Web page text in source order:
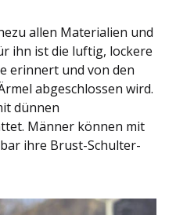
allen Materialien und
ihn ist die luftig, lockere
erinnert und von den
abgeschlossen wird.
dünnen
Männer können mit
ihre Brust-Schulter-